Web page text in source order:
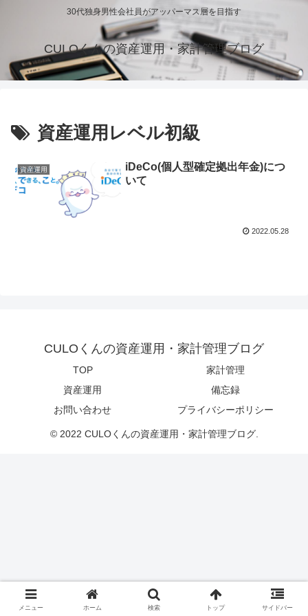
30代独身男性会社員がアッパーマス層を目指す
CULOくんの資産運用・家計管理ブログ
資産運用レベル初級
資産運用
iDeCo(個人型確定拠出年金)につ
いて
2022.05.28
CULOくんの資産運用・家計管理ブログ
TOP
家計管理
資産運用
備忘録
お問い合わせ
プライバシーポリシー
© 2022 CULOくんの資産運用・家計管理ブログ.
メニュー ホーム 検索 トップ サイドバー